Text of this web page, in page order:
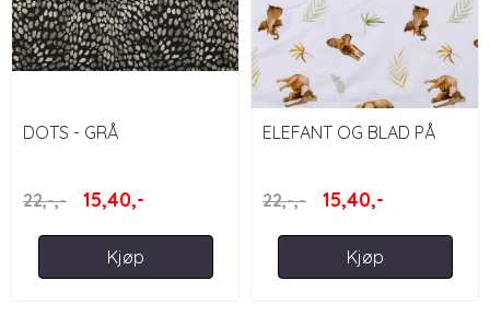
DOTS - GRÅ
22,-,- 15,40,-
Kjøp
ELEFANT OG BLAD PÅ
22,-,-
15,40,-
Kjøp